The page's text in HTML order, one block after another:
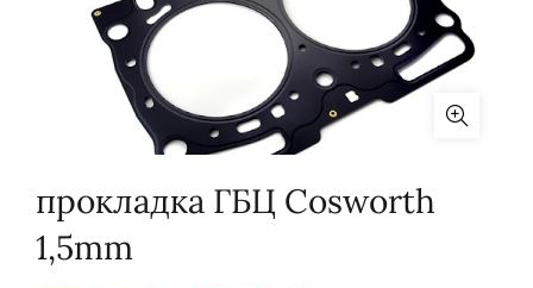
прокладка ГБЦ Cosworth
1,5mm